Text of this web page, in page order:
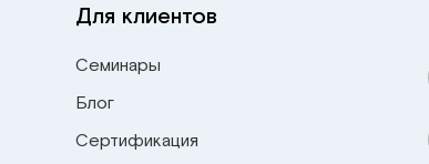
Для клиентов
Семинары
Блог
Сертификация